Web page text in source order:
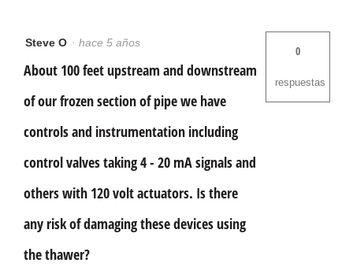
Steve O · hace 5 años
About 100 feet upstream and downstream
of our frozen section of pipe we have
controls and instrumentation including
control valves taking 4 - 20 mA signals and
others with 120 volt actuators. Is there
any risk of damaging these devices using
the thawer?
0
respuestas